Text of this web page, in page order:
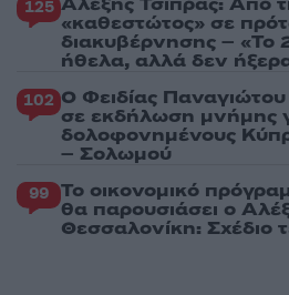
125
«καθεστώτος» σε
διακυβέρνησης – «Το
ήθελα, αλλά δεν
102 Ο Φειδίας
σε εκδήλωση μνήμης
δολοφονημένους
– Σολωμού
99 Το οικονομικό
θα παρουσιάσει ο
Θεσσαλονίκη: Σχέδιο